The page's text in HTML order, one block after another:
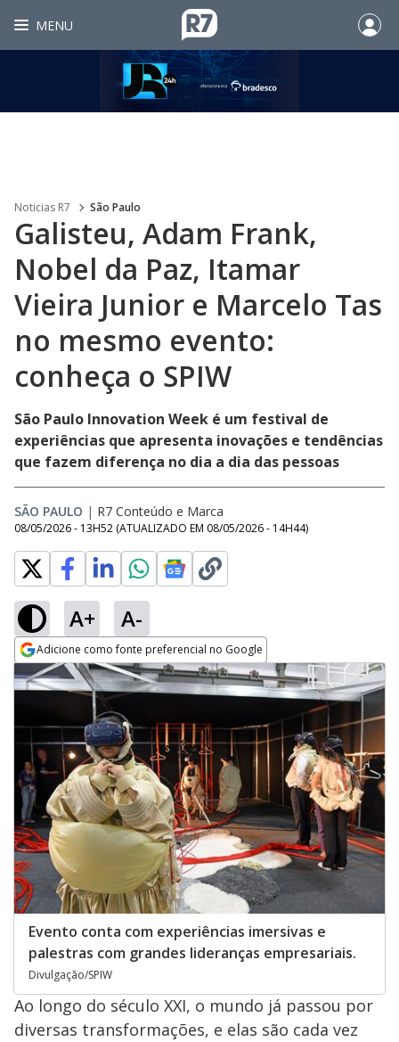
MENU
Noticias R7 São Paulo
Galisteu, Adam Frank,
Nobel da Paz, Itamar
Vieira Junior e Marcelo Tas
no mesmo evento:
conheça o SPIW
São Paulo Innovation Week é um festival de
experiências que apresenta inovações e tendências
que fazem diferença no dia a dia das pessoas
SÃO PAULO | R7 Conteúdo e Marca
08/05/2026 - 13H52 (ATUALIZADO EM 08/05/2026 - 14H44)
A+ A-
Adicione como fonte preferencial no Google
Opens in new window
Evento conta com experiências imersivas e
palestras com grandes lideranças empresariais.
Divulgação/SPIW
Ao longo do século XXI, o mundo já passou por
diversas transformações, e elas são cada vez